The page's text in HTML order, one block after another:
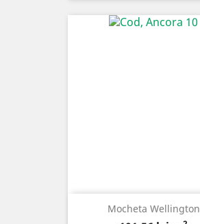
Mocheta Wellington